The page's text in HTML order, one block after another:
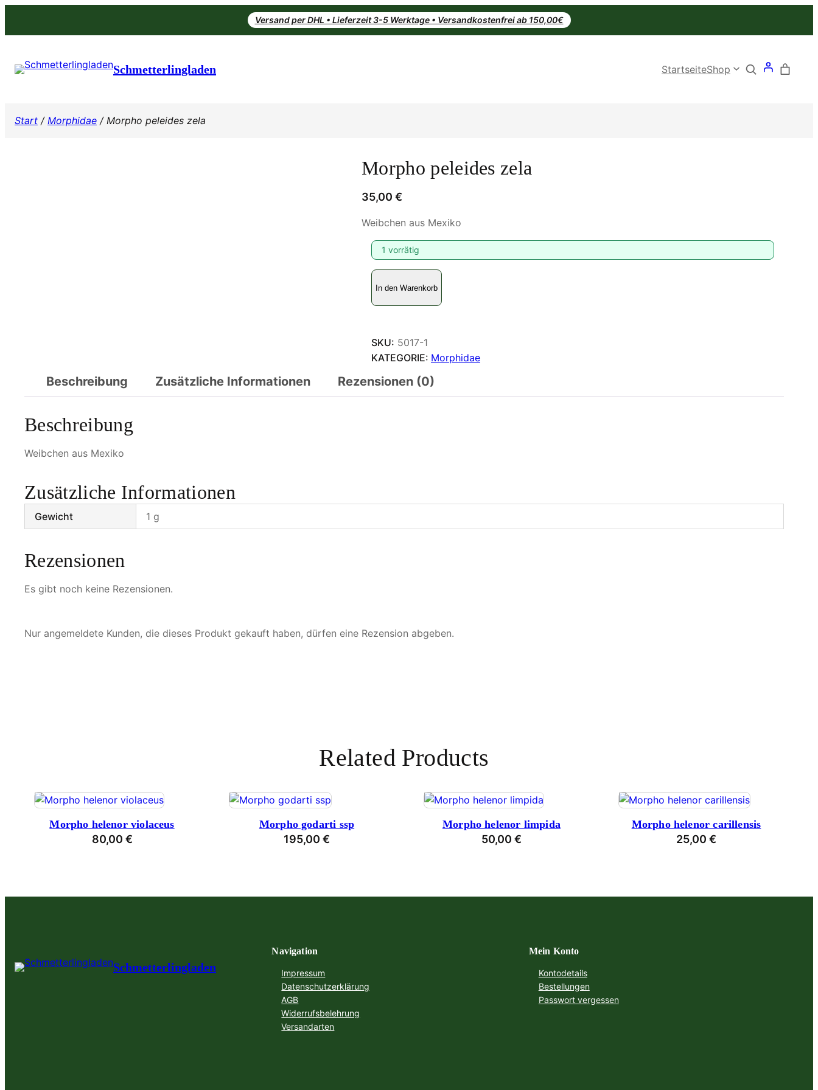
Versand per DHL • Lieferzeit 3-5 Werktage • Versandkostenfrei ab 150,00€
Schmetterlingladen StartseiteShop Search
Start / Morphidae / Morpho peleides zela
Morpho peleides zela
35,00 €
Weibchen aus Mexiko
1 vorrätig
M
o
r
h
o
e
l
e
In den Warenkorb
SKU: 5017-1
KATEGORIE: Morphidae
Beschreibung Zusätzliche Informationen Rezensionen (0)
Beschreibung
Weibchen aus Mexiko
Zusätzliche Informationen
Gewicht 1 g
Rezensionen
Es gibt noch keine Rezensionen.
Nur angemeldete Kunden, die dieses Produkt gekauft haben, dürfen eine Rezension abgeben.
Related Products
Morpho helenor violaceus
80,00 €
Morpho godarti ssp
195,00 €
Morpho helenor limpida
50,00 €
Morpho helenor carillensis
25,00 €
Schmetterlingladen
Navigation
Impressum
Datenschutzerklärung
AGB
Widerrufsbelehrung
Versandarten
Mein Konto
Kontodetails
Bestellungen
Passwort vergessen